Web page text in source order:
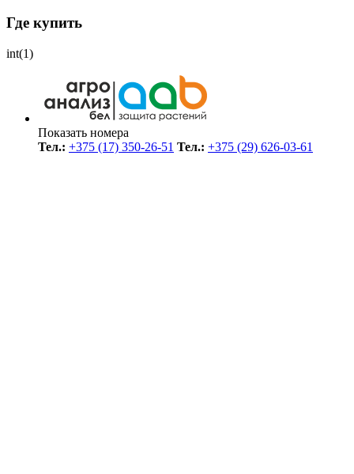
Где купить
int(1)
Показать номера
Тел.: +375 (17) 350-26-51 Тел.: +375 (29) 626-03-61